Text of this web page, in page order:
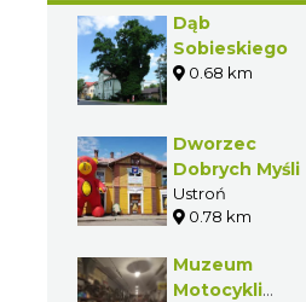
Dąb
Sobieskiego
0.68 km
Dworzec
Dobrych Myśli
Ustroń
0.78 km
Muzeum
Motocykli